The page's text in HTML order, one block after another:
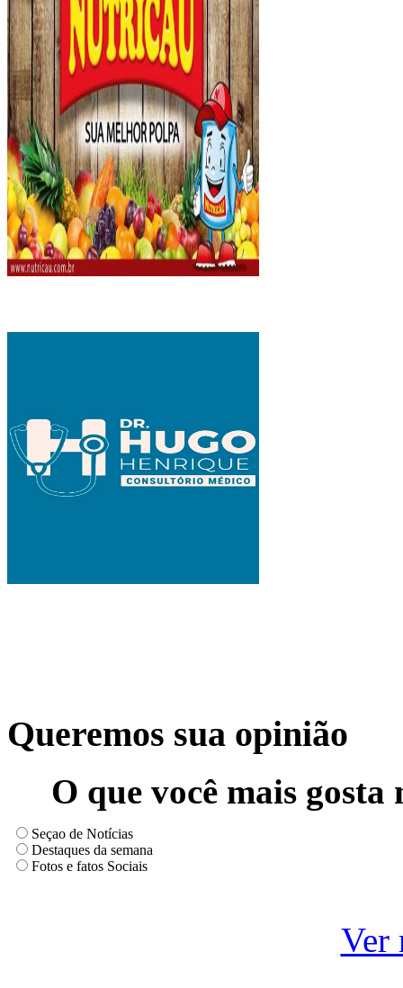
Queremos sua opinião
O que você mais
Seçao de Notícias
Destaques da semana
Fotos e fatos Sociais
Ver